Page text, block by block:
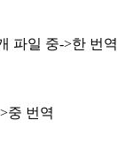
파일 중->한 번역
중 번역